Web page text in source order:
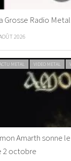
Grosse Radio
2026
METAL VIDEO METAL
Amarth sonne
2 octobre